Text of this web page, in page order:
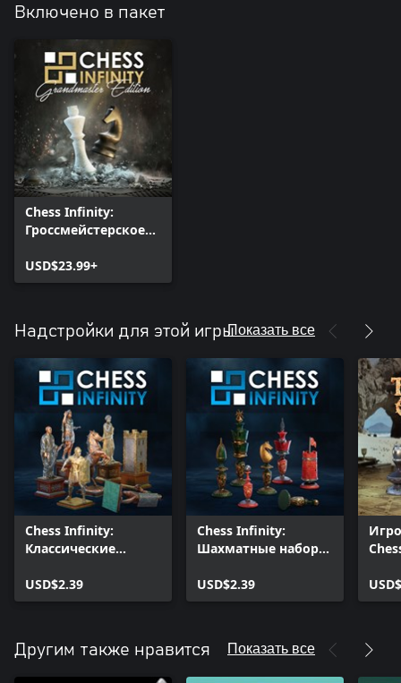
Включено в пакет
Chess Infinity:
Гроссмейстерское
USD$23.99+
Надстройки для этой игрыПоказать все
Chess Infinity:
Классические
Шахматные Наборы
USD$2.39
Chess Infinity:
Шахматные наборы
USD$2.39
Другим также нравится Показать все